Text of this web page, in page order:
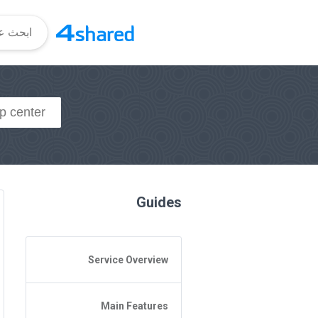
Guides
Service Overview
General Questions
Access to 4shared
Main Features